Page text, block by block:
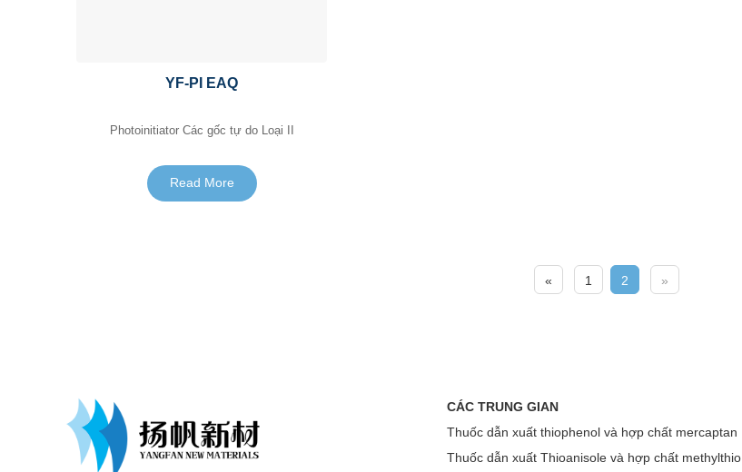
YF-PI EAQ
Photoinitiator Các gốc tự do Loại II
Read More
« 1 2 »
CÁC TRUNG GIAN
Thuốc dẫn xuất thiophenol và hợp chất mercaptan
Thuốc dẫn xuất Thioanisole và hợp chất methylthio